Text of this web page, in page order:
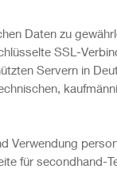
Daten zu
SSL-
Servern in
Verwendung
für secondhand-